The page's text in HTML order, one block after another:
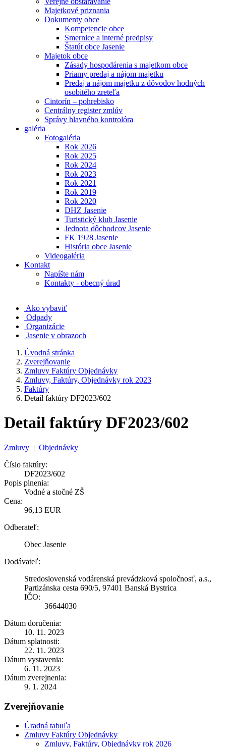
Majetkové priznania
Dokumenty obce
Kompetencie obce
Smernice a interné predpisy
Štatút obce Jasenie
Majetok obce
Zásady hospodárenia s majetkom obce
Priamy predaj a nájom majetku
Predaj a nájom majetku z dôvodov hodných
osobitého zreteľa
Cintorín – pohrebisko
Centrálny register zmlúv
Správy hlavného kontrolóra
galéria
Fotogaléria
Rok 2026
Rok 2025
Rok 2024
Rok 2023
Rok 2021
Rok 2019
Rok 2020
DHZ Jasenie
Turistický klub Jasenie
Jednota dôchodcov Jasenie
FK 1928 Jasenie
História obce Jasenie
Videogaléria
Kontakt
Napíšte nám
Kontakty - obecný úrad
Ako vybaviť
Odpady
Organizácie
Jasenie v obrazoch
Úvodná stránka
Zverejňovanie
Zmluvy Faktúry Objednávky
Zmluvy, Faktúry, Objednávky rok 2023
Faktúry
Detail faktúry DF2023/602
Detail faktúry DF2023/602
Zmluvy | Objednávky
Číslo faktúry:
DF2023/602
Popis plnenia:
Vodné a stočné ZŠ
Cena:
96,13 EUR
Odberateľ:
Obec Jasenie
Dodávateľ:
Stredoslovenská vodárenská prevádzková spoločnosť, a.s.,
Partizánska cesta 690/5, 97401 Banská Bystrica
IČO:
36644030
Dátum doručenia:
10. 11. 2023
Dátum splatnosti:
22. 11. 2023
Dátum vystavenia:
6. 11. 2023
Dátum zverejnenia:
9. 1. 2024
Zverejňovanie
Úradná tabuľa
Zmluvy Faktúry Objednávky
Zmluvy, Faktúry, Objednávky rok 2026